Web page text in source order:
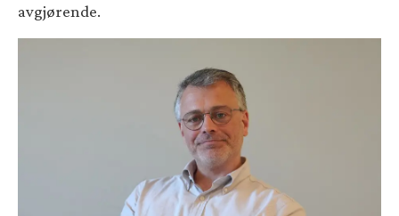
avgjørende.